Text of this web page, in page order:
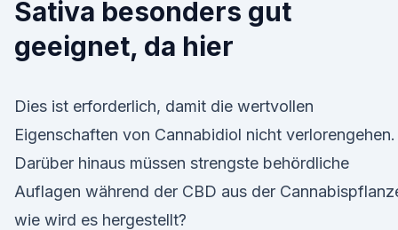
Sativa besonders gut
geeignet, da hier
Dies ist erforderlich, damit die wertvollen
Eigenschaften von Cannabidiol nicht verlorengehen.
Darüber hinaus müssen strengste behördliche
Auflagen während der CBD aus der
wie wird es hergestellt?